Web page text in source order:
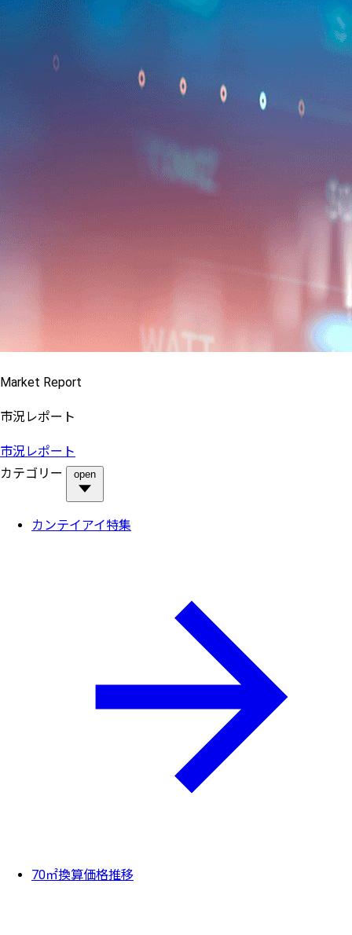
Market Report
市況レポート
市況レポート
カテゴリー
open
カンテイアイ特集
70㎡換算価格推移